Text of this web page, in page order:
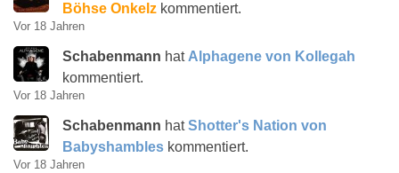
Böhse Onkelz kommentiert.
Vor 18 Jahren
Schabenmann hat Alphagene von Kollegah
kommentiert.
Vor 18 Jahren
Schabenmann hatShotter's Nation von
Babyshambles kommentiert.
Vor 18 Jahren